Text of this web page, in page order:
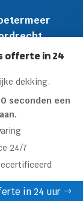
offerte in 24
dekking.
seconden een
24/7
in 24 uur